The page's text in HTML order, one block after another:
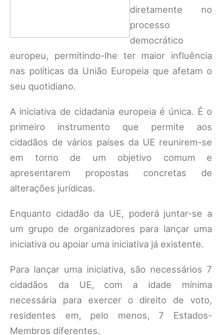
diretamente no
processo
democrático
europeu, permitindo-lhe ter maior influência
nas políticas da União Europeia que afetam o
seu quotidiano.
A iniciativa de cidadania europeia é única. É o
primeiro instrumento que permite aos
cidadãos de vários países da UE reunirem-se
em torno de um objetivo comum e
apresentarem propostas concretas de
alterações jurídicas.
Enquanto cidadão da UE, poderá juntar-se a
um grupo de organizadores para lançar uma
iniciativa ou apoiar uma iniciativa já existente.
Para lançar uma iniciativa, são necessários 7
cidadãos da UE, com a idade mínima
necessária para exercer o direito de voto,
residentes em, pelo menos, 7 Estados-
Membros diferentes.